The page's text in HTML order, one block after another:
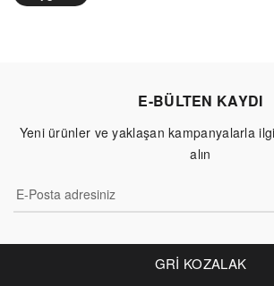
E-BÜLTEN KAYDI
Yeni ürünler ve yaklaşan kampanyalarla
alın
GRİ KOZALAK